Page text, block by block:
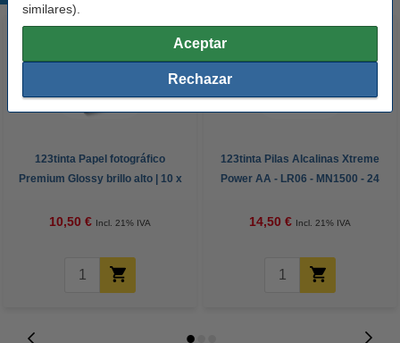
similares).
Aceptar
Rechazar
123tinta Papel fotográfico
Premium Glossy brillo alto | 10 x
10,50 € Incl. 21% IVA
123tinta Pilas Alcalinas Xtreme
Power AA - LR06 - MN1500 - 24
14,50 € Incl. 21% IVA